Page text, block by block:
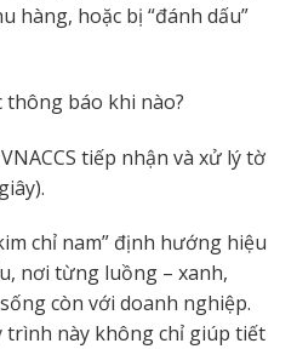
hàng, hoặc bị “đánh dấu”
báo khi nào?
tiếp nhận và xử lý tờ
chỉ nam” định hướng hiệu
nơi từng luồng – xanh,
còn với doanh nghiệp.
trình này không chỉ giúp tiết